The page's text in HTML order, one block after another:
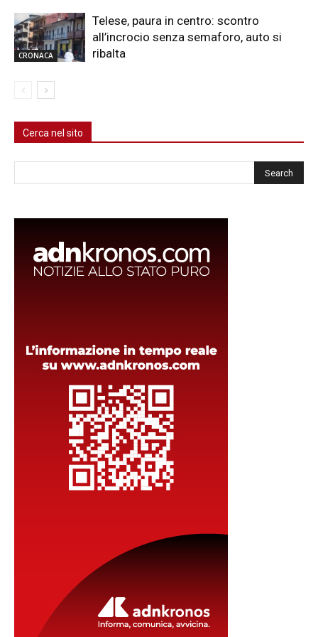
CRONACA
Telese, paura in centro: scontro
all’incrocio senza semaforo, auto si
ribalta
Cerca nel sito